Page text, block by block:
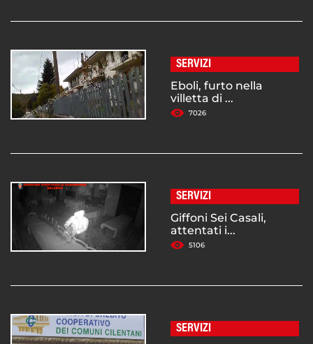
SERVIZI
Eboli, furto nella
villetta di ...
7026
SERVIZI
Giffoni Sei Casali,
attentati i...
5106
SERVIZI